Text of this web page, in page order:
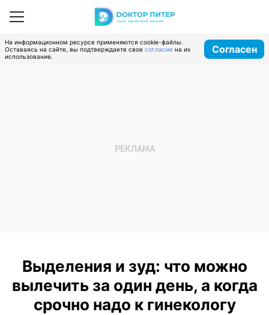
На информационном ресурсе применяются cookie-файлы.
Оставаясь на сайте, вы подтверждаете свое согласие на их
использование.
Согласен
Выделения и зуд: что можно
вылечить за один день, а когда
срочно надо к гинекологу